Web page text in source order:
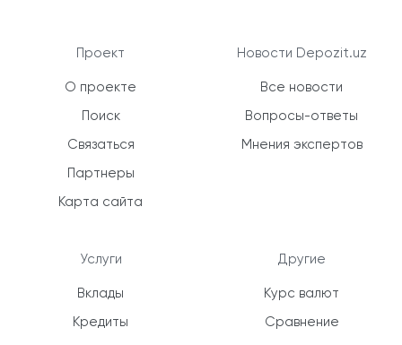
Проект
О проекте
Поиск
Связаться
Партнеры
Карта сайта
Услуги
Вклады
Кредиты
Новости Depozit.uz
Все новости
Вопросы-ответы
Мнения экспертов
Другие
Курс валют
Сравнение